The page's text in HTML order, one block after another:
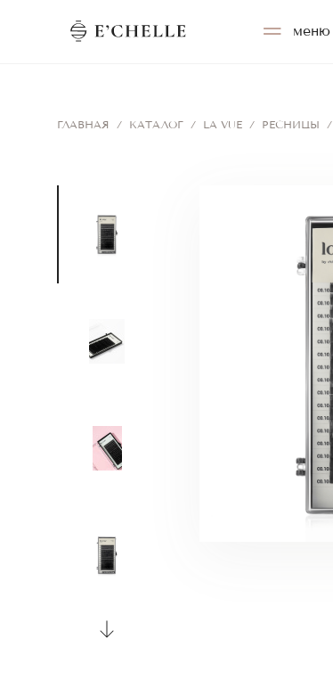
меню
ГЛАВНАЯ / КАТАЛОГ / LA VUE / РЕСНИЦЫ /